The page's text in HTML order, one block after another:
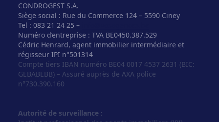
CONDROGEST S.A.
Siège social : Rue du Commerce 124 – 5590 Ciney
Tel : 083 21 24 25 –
Numéro d’entreprise : TVA BE0450.387.529
Cédric Henrard, agent immobilier intermédiaire et
régisseur IPI n°501314
Compte tiers IBAN numéro BE04 0017 4537 2631 (BIC:
GEBABEBB) – Assuré auprès de AXA police
n°730.390.160
Autorité de surveillance :